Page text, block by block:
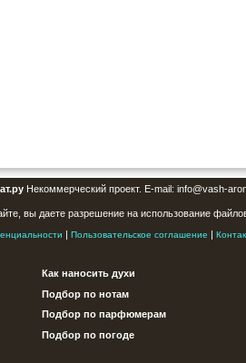
Некоммерческий проект. E-mail: info@vash-
вы даете разрешение на использование
| Пользовательское соглашение |
Как наносить духи
Подбор по нотам
Подбор по парфюмерам
Подбор по погоде